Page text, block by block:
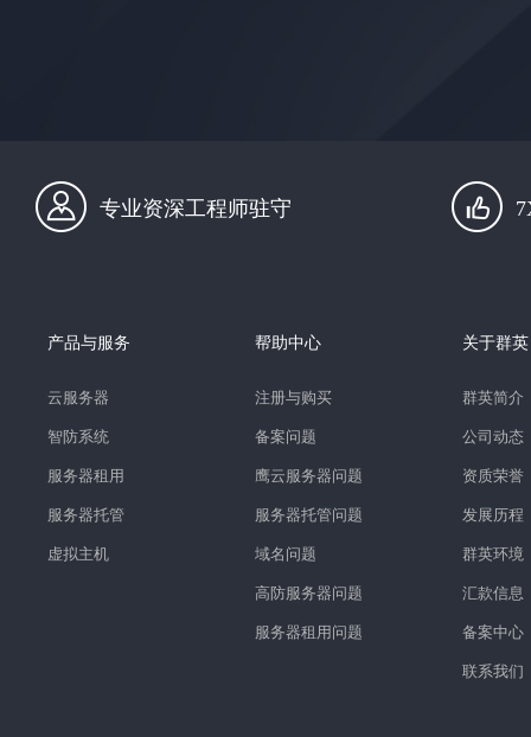
专业资深工程师驻守
产品与服务
云服务器
智防系统
服务器租用
服务器托管
虚拟主机
帮助中心
注册与购买
备案问题
鹰云服务器问题
服务器托管问题
域名问题
高防服务器问题
服务器租用问题
关于群英
群英简介
公司动态
资质荣誉
发展历程
群英环境
汇款信息
备案中心
联系我们